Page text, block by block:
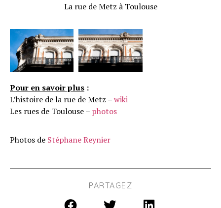
La rue de Metz à Toulouse
Pour en savoir plus :
L’histoire de la rue de Metz –wiki
Les rues de Toulouse – photos
Photos de Stéphane Reynier
PARTAGEZ